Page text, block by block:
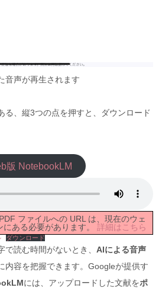
音声が再生されます
る、縦3つの点を押すと、ダウンロード
版 NotebookLM
ファイルへの URL は、現在のウェ
ある必要があります。 詳細はこちら
ダウンロード
読む時間がないとき、 AIによる音声
内容を把握できます。Googleが提供す
には、アップロードした文献をポ